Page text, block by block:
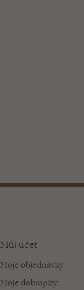
Můj účet
Moje objednávky
Moje dobropisy